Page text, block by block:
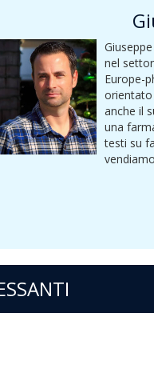
nel
Europe-
orientato
anche il
una
testi su